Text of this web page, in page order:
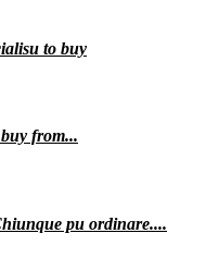
to buy
buy from...
pu ordinare....